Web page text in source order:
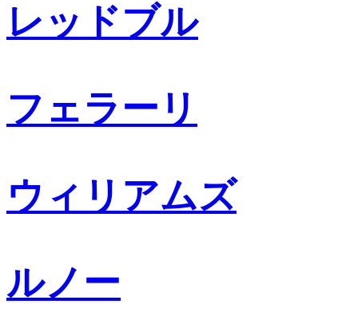
レッドブル
フェラーリ
ウィリアムズ
ルノー